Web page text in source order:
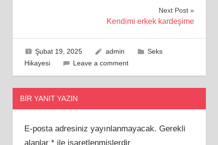
Next Post
Kendimi erkek kardeşime
Şubat 19, 2025 admin
Seks
Hikayesi
Leave a comment
BIR YANIT YAZIN
E-posta adresiniz yayınlanmayacak. Gerekli
alanlar *ile işaretlenmişlerdir